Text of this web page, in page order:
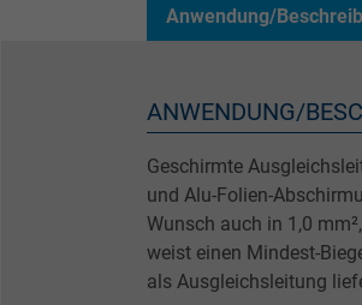
Anwendung/
ANWENDUNG/
Geschirmte
und Alu-Folien-
Wunsch auch in 1,0
weist einen Mindest-
als Ausgleichsleitung